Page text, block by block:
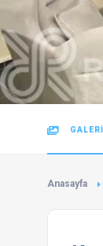
GALERI
Anasayfa